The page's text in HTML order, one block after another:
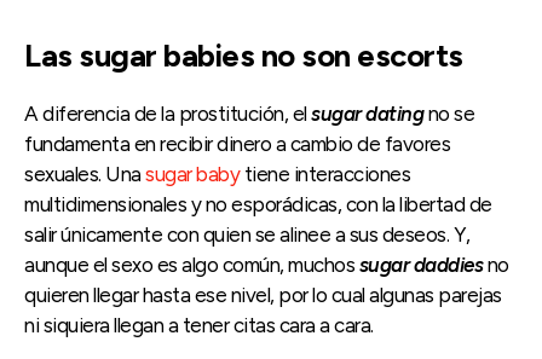
Las sugar babies no son escorts
A diferencia de la prostitución, elsugar datingno se
fundamenta en recibir dinero a cambio de favores
sexuales. Unasugar babytiene interacciones
multidimensionales y no esporádicas, con la libertad de
salir únicamente con quien se alinee a sus deseos. Y,
aunque el sexo es algo común, muchos sugar daddiesno
quieren llegar hasta ese nivel, por lo cual algunas parejas
ni siquiera llegan a tener citas cara a cara.